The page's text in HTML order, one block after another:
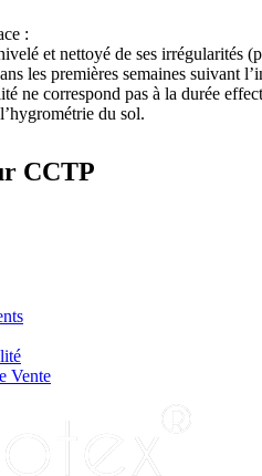
:
et nettoyé de ses irrégularités
les premières semaines suivant
ne correspond pas à la durée
du sol.
CCTP
Vente